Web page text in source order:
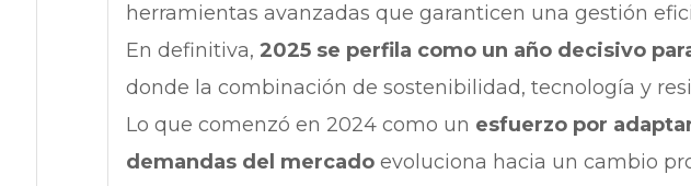
herramientas avanzadas que garanticen una gestión
En definitiva, 2025 se perfila como un año decisivo
donde la combinación de sostenibilidad, tecnología y
Lo que comenzó en 2024 como un esfuerzo por
demandas del mercado evoluciona hacia un cambio